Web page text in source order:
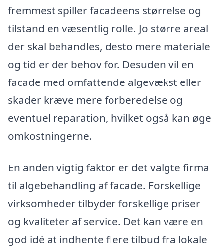
fremmest spiller facadeens størrelse og
tilstand en væsentlig rolle. Jo større areal
der skal behandles, desto mere materiale
og tid er der behov for. Desuden vil en
facade med omfattende algevækst eller
skader kræve mere forberedelse og
eventuel reparation, hvilket også kan øge
omkostningerne.
En anden vigtig faktor er det valgte firma
til algebehandling af facade. Forskellige
virksomheder tilbyder forskellige priser
og kvaliteter af service. Det kan være en
god idé at indhente flere tilbud fra lokale